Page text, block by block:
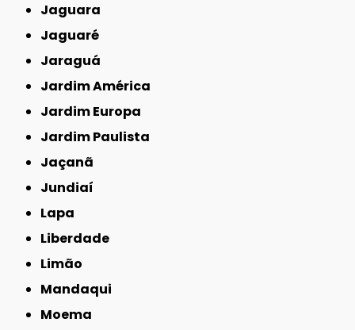
Jaguara
Jaguaré
Jaraguá
Jardim América
Jardim Europa
Jardim Paulista
Jaçanã
Jundiaí
Lapa
Liberdade
Limão
Mandaqui
Moema